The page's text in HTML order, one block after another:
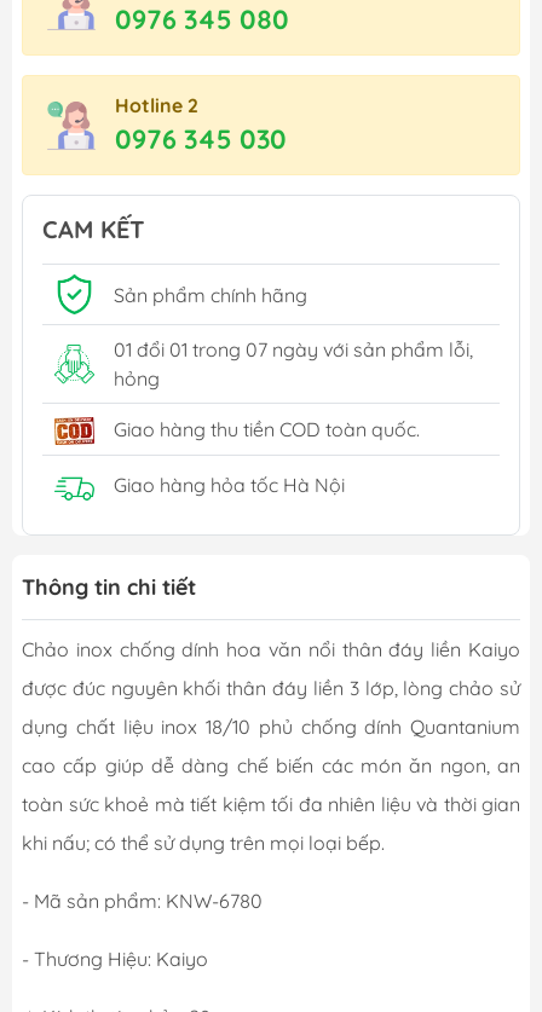
0976 345 080
Hotline 2
0976 345 030
CAM KẾT
Sản phẩm chính hãng
01 đổi 01 trong 07 ngày với sản phẩm lỗi,
hỏng
Giao hàng thu tiền COD toàn quốc.
Giao hàng hỏa tốc Hà Nội
Thông tin chi tiết
Chảo inox chống dính hoa văn nổi thân đáy liền Kaiyo
được đúc nguyên khối thân đáy liền 3 lớp, lòng chảo sử
dụng chất liệu inox 18/10 phủ chống dính Quantanium
cao cấp giúp dễ dàng chế biến các món ăn ngon, an
toàn sức khoẻ mà tiết kiệm tối đa nhiên liệu và thời gian
khi nấu; có thể sử dụng trên mọi loại bếp.
- Mã sản phẩm: KNW-6780
- Thương Hiệu: Kaiyo